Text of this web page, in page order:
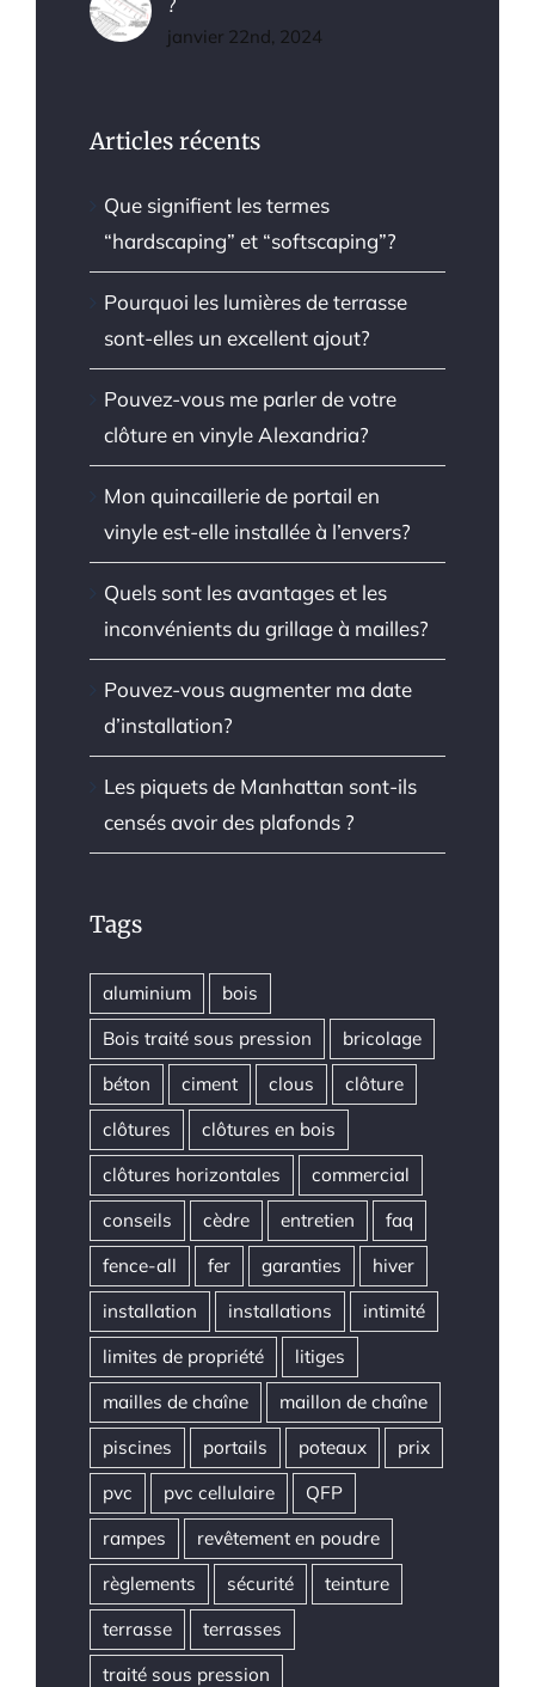
janvier 22nd, 2024
Articles récents
Que signifient les termes
“hardscaping” et “softscaping”?
Pourquoi les lumières de terrasse
sont-elles un excellent ajout?
Pouvez-vous me parler de votre
clôture en vinyle Alexandria?
Mon quincaillerie de portail en
vinyle est-elle installée à l’envers?
Quels sont les avantages et les
inconvénients du grillage à mailles?
Pouvez-vous augmenter ma date
d’installation?
Les piquets de Manhattan sont-ils
censés avoir des plafonds ?
Tags
aluminium
bois
Bois traité sous pression
bricolage
béton
ciment clous
clôture
clôtures
clôtures en bois
clôtures horizontales
commercial
conseils
cèdre entretien
faq
fence-all
fer garanties
hiver
installation
installations
intimité
limites de propriété
litiges
mailles de chaîne
maillon de chaîne
piscines
portails poteaux
prix
pvc
pvc cellulaire
QFP
rampes
revêtement en poudre
règlements
sécurité
teinture
terrasse
terrasses
traité sous pression